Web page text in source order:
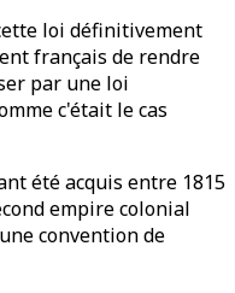
loi définitivement
français de rendre
par une loi
c'était le cas
été acquis entre 1815
empire colonial
convention de